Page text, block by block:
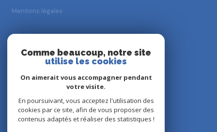
Mentions légales
Admin
Nos honoraires
Cookies
Comme beaucoup, notre site
utilise les cookies
On aimerait vous accompagner pendant
votre visite.
En poursuivant, vous acceptez l'utilisation des
cookies par ce site, afin de vous proposer des
contenus adaptés et réaliser des statistiques !